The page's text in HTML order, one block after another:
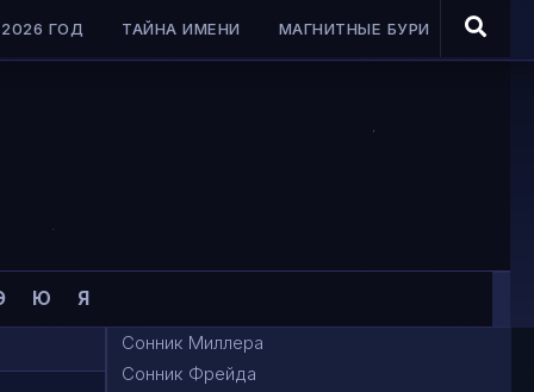
ГОД ТАЙНА ИМЕНИ МАГНИТНЫЕ БУРИ
Ю Я
Сонник Миллера
Сонник Фрейда